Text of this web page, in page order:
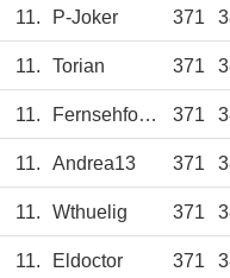
11. P-Joker 371
11. Torian 371
11. Fernsehfohlen 371
11. Andrea13 371
11. Wthuelig 371
11. Eldoctor 371